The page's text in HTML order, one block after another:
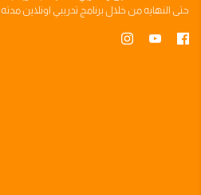
حتى النهايه من خلال برنامج تدريبي اونلاين مدته